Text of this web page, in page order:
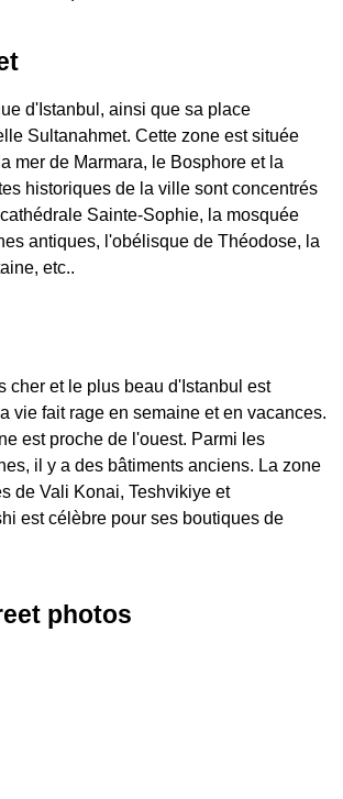
d'Istanbul, ainsi que sa place
Sultanahmet. Cette zone est située
mer de Marmara, le Bosphore et la
historiques de la ville sont concentrés
Sainte-Sophie, la mosquée
antiques, l'obélisque de Théodose, la
etc..
cher et le plus beau d'Istanbul est
vie fait rage en semaine et en vacances.
est proche de l'ouest. Parmi les
il y a des bâtiments anciens. La zone
de Vali Konai, Teshvikiye et
est célèbre pour ses boutiques de
photos